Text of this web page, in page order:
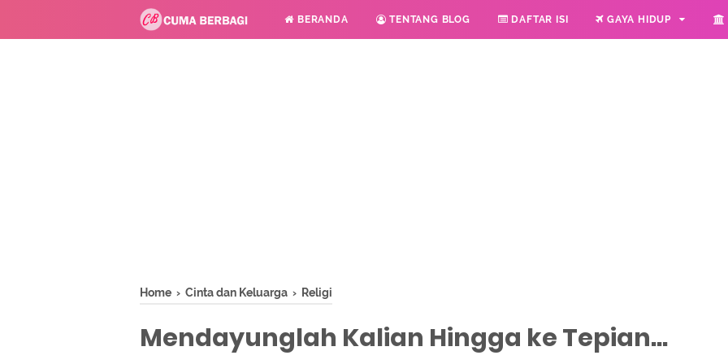
BERANDA TENTANG BLOG DAFTAR ISI GAYA HIDUP
Home › Cinta dan Keluarga › Religi
Mendayunglah Kalian Hingga ke Tepian...